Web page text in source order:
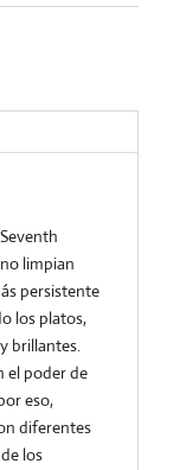
limpian
persistente
los platos,
brillantes.
el poder de
eso,
diferentes
los